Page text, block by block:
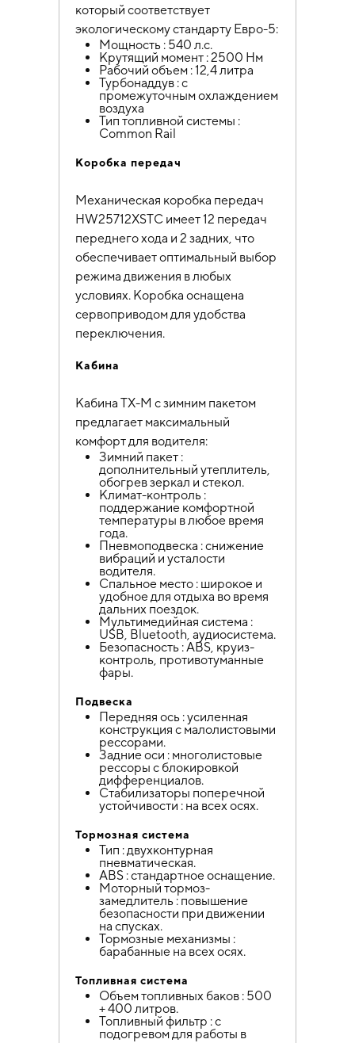
который соответствует
экологическому стандарту Евро-5:
Мощность : 540 л.с.
Крутящий момент : 2500 Нм
Рабочий объем : 12,4 литра
Турбонаддув : с
промежуточным охлаждением
воздуха
Тип топливной системы :
Common Rail
Коробка передач
Механическая коробка передач
HW25712XSTC имеет 12 передач
переднего хода и 2 задних, что
обеспечивает оптимальный выбор
режима движения в любых
условиях. Коробка оснащена
сервоприводом для удобства
переключения.
Кабина
Кабина TX-M с зимним пакетом
предлагает максимальный
комфорт для водителя:
Зимний пакет :
дополнительный утеплитель,
обогрев зеркал и стекол.
Климат-контроль :
поддержание комфортной
температуры в любое время
года.
Пневмоподвеска : снижение
вибраций и усталости
водителя.
Спальное место : широкое и
удобное для отдыха во время
дальних поездок.
Мультимедийная система :
USB, Bluetooth, аудиосистема.
Безопасность : ABS, круиз-
контроль, противотуманные
фары.
Подвеска
Передняя ось : усиленная
конструкция с малолистовыми
рессорами.
Задние оси : многолистовые
рессоры с блокировкой
дифференциалов.
Стабилизаторы поперечной
устойчивости : на всех осях.
Тормозная система
Тип : двухконтурная
пневматическая.
ABS : стандартное оснащение.
Моторный тормоз-
замедлитель : повышение
безопасности при движении
на спусках.
Тормозные механизмы :
барабанные на всех осях.
Топливная система
Объем топливных баков : 500
+ 400 литров.
Топливный фильтр : с
подогревом для работы в